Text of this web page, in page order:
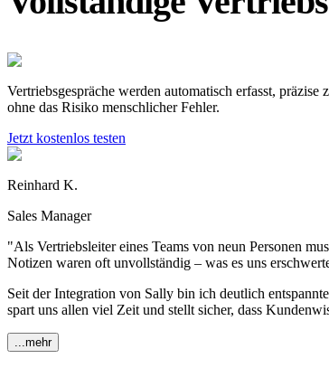
Vertriebsgespräche werden automatisch erfasst,
ohne das Risiko menschlicher Fehler.
Jetzt kostenlos testen
Reinhard K.
Sales Manager
"Als Vertriebsleiter eines Teams von neun Personen
Notizen waren oft unvollständig – was es uns
Seit der Integration von Sally bin ich deutlich
spart uns allen viel Zeit und stellt sicher, dass
...mehr